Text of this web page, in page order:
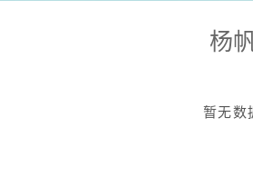
杨
暂无数